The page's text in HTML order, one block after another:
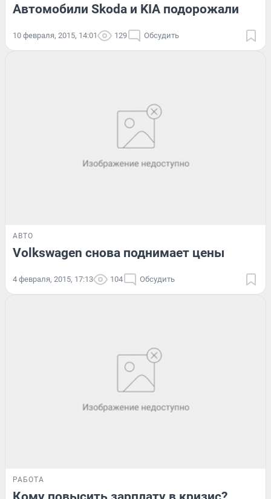
Автомобили Skoda и KIA подорожали
10 февраля, 2015, 14:01 129 Обсудить
АВТО
Volkswagen снова поднимает цены
4 февраля, 2015, 17:13 104 Обсудить
РАБОТА